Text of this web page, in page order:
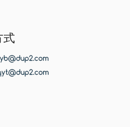
式